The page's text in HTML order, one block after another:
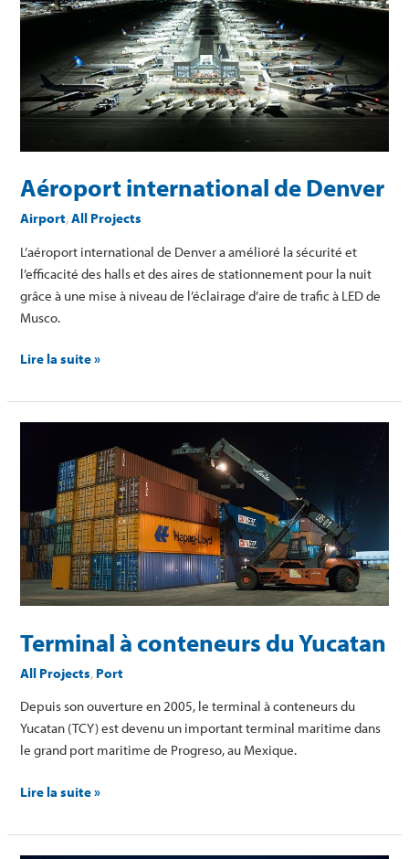
Aéroport international de Denver
Airport,All Projects
L’aéroport international de Denver a amélioré la sécurité et
l’efficacité des halls et des aires de stationnement pour la nuit
grâce à une mise à niveau de l’éclairage d’aire de trafic à LED de
Musco.
de
Lire la suite »
Terminal à conteneurs du Yucatan
All Projects, Port
Depuis son ouverture en 2005, le terminal à conteneurs du
Yucatan (TCY) est devenu un important terminal maritime dans
le grand port maritime de Progreso, au Mexique.
conteneurs
Yucatan
Lire la suite »